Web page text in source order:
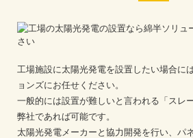
工場施設に太陽光発電を設置したい場合に
ョンズにお任せください。
一般的には設置が難しいと言われる「スレ
弊社であれば可能です。
太陽光発電メーカーと協力開発を行い、パ